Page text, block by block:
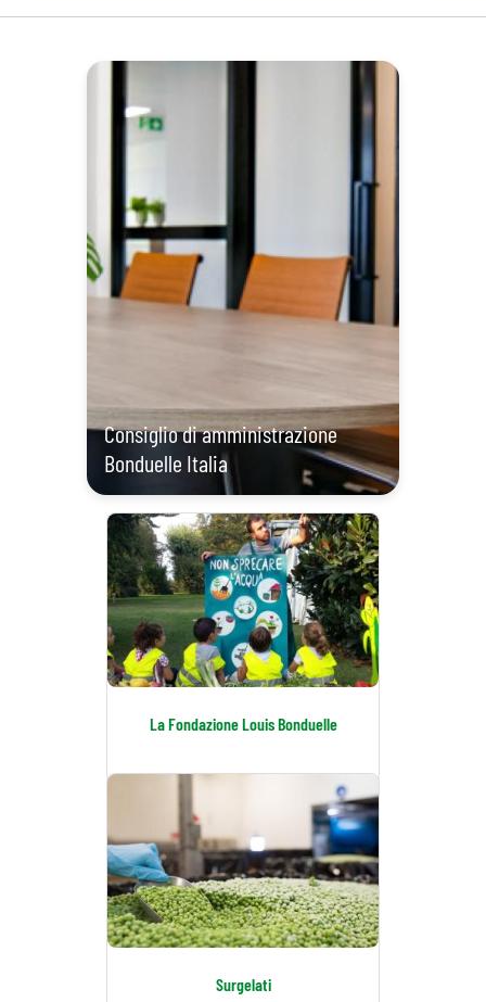
Consiglio di amministrazione
Bonduelle Italia
La Fondazione Louis Bonduelle
Surgelati